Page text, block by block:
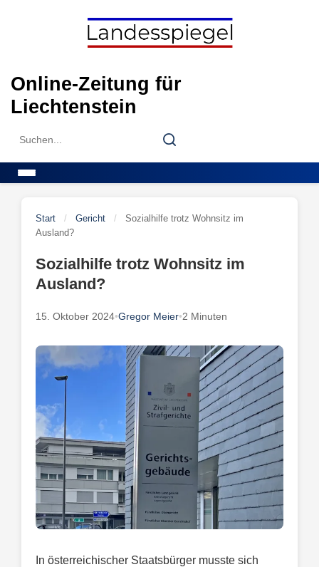
Online-Zeitung für
Liechtenstein
Search
Search
Start / Gericht /
Sozialhilfe trotz Wohnsitz im
Ausland?
Sozialhilfe trotz Wohnsitz im
Ausland?
15. Oktober 2024•Gregor Meier•2 Minuten
In österreichischer Staatsbürger musste sich